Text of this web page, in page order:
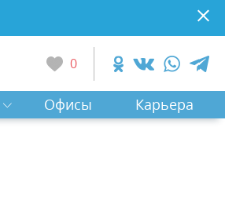
0
Офисы Карьера